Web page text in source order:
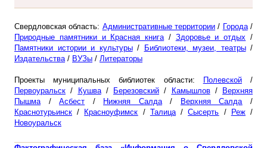
Свердловская область: Административные территории / Города/
Природные памятники и Красная книга/ Здоровье и отдых /
Памятники истории и культуры/ Библиотеки, музеи, театры/
Издательства/ ВУЗы / Литераторы
Проекты муниципальных библиотек области: Полевской/
Первоуральск / Кушва/ Березовский / Камышлов/
Верхняя
Пышма/Асбест / Нижняя Салда/ Верхняя Салда/
Краснотурьинск / Красноуфимск / Талица/Сысерть / Реж/
Новоуральск